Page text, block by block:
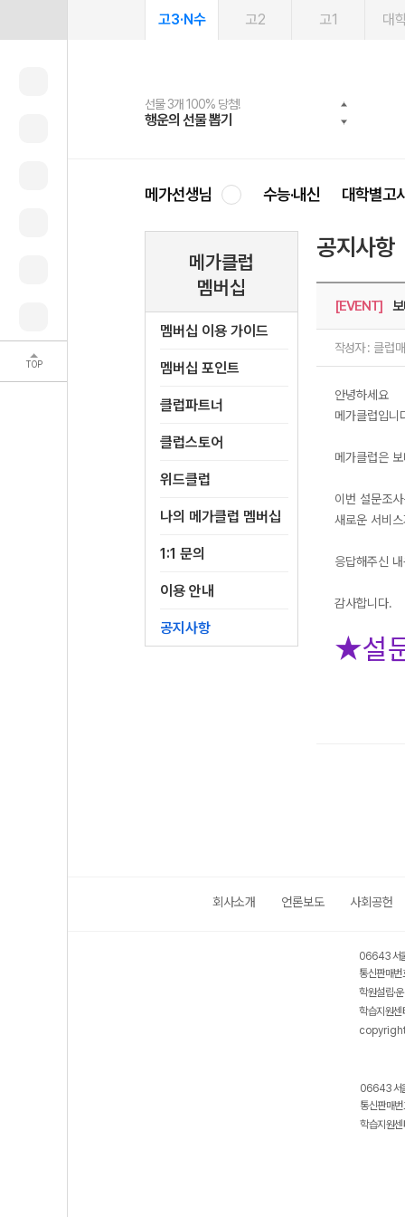
TOP
고3·N수 고2 고1 대
선물 3개 100% 당첨!
행운의 선물 뽑기
선물 100% 증정!
메가스터디 X 올리브
여름방학 스터디 캐시백
메가런 썸머스쿨
2027 러셀 단과
강사 공개선발
스마트러닝앱
설문 EVENT
메가패스
3일 무료 체험권
메가패스 수강생 무료혜택!
메가클럽 멤버십
사회공헌 캠페인
희망이룸 메가나눔
메가선생님 수능·내신 대학별고
메가클럽
멤버십
멤버십 이용 가이드
멤버십 포인트
클럽파트너
클럽스토어
위드클럽
나의 메가클럽 멤버십
1:1 문의
이용 안내
공지사항
공지사항
[EVENT]
작성자 : 클럽
안녕하세요
메가클럽입
메가클럽은
이번 설문조
새로운 서비
응답해주신
감사합니다.
★설
회사소개 언론보도 사회공헌
06643 서
통신판매
학원설립·
학습지원
06643 서
통신판매
학습지원